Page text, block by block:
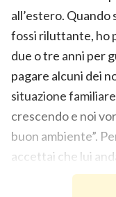
all’estero. Quando
fossi riluttante, ho
due o tre anni per
pagare alcuni dei
situazione
crescendo e noi
buon ambiente”.
accettai che lui
Mio marito andò